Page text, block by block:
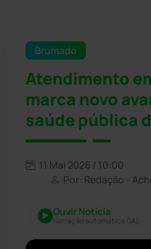
Brumado
Atendimento
marca novo
saúde pública
11 Mai 2026 / 10:00
Por: Redação -
Ouvir Notícia
Narração automática (IA)